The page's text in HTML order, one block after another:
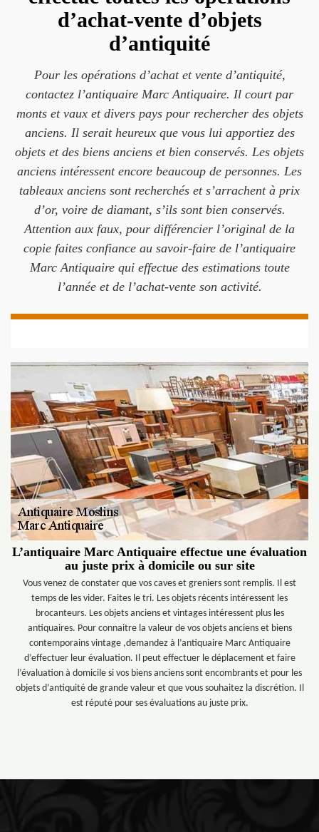
d’achat-vente d’objets
d’antiquité
Pour les opérations d’achat et vente d’antiquité,
contactez l’antiquaire Marc Antiquaire. Il court par
monts et vaux et divers pays pour rechercher des objets
anciens. Il serait heureux que vous lui apportiez des
objets et des biens anciens et bien conservés. Les objets
anciens intéressent encore beaucoup de personnes. Les
tableaux anciens sont recherchés et s’arrachent à prix
d’or, voire de diamant, s’ils sont bien conservés.
Attention aux faux, pour différencier l’original de la
copie faites confiance au savoir-faire de l’antiquaire
Marc Antiquaire qui effectue des estimations toute
l’année et de l’achat-vente son activité.
L’antiquaire Marc Antiquaire effectue une évaluation
au juste prix à domicile ou sur site
Vous venez de constater que vos caves et greniers sont remplis. Il est
temps de les vider. Faites le tri. Les objets récents intéressent les
brocanteurs. Les objets anciens et vintages intéressent plus les
antiquaires. Pour connaitre la valeur de vos objets anciens et biens
contemporains vintage ,demandez à l’antiquaire Marc Antiquaire
d’effectuer leur évaluation. Il peut effectuer le déplacement et faire
l’évaluation à domicile si vos biens anciens sont encombrants et pour les
objets d’antiquité de grande valeur et que vous souhaitez la discrétion. Il
est réputé pour ses évaluations au juste prix.